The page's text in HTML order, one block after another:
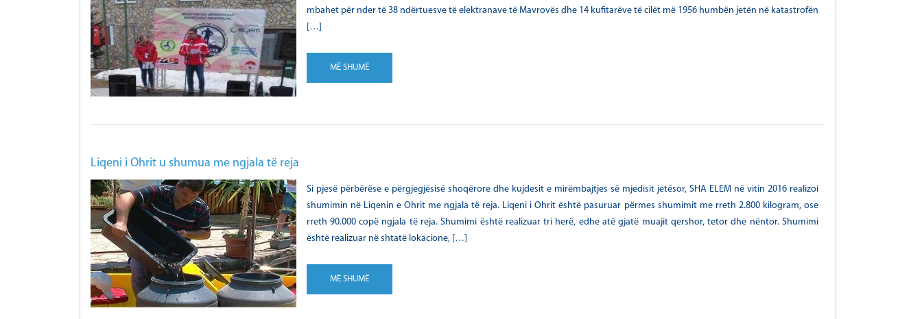
mbahet për nder të 38 ndërtuesve të elektranave të Mavrovës dhe 14 kufitarëve të cilët më 1956 humbën jetën në katastrofën
[…]
MË SHUMË
Liqeni i Ohrit u shumua me ngjala të reja
Si pjesë përbërëse e përgjegjësisë shoqërore dhe kujdesit e mirëmbajtjes së mjedisit jetësor, SHA ELEM në vitin 2016 realizoi
shumimin në Liqenin e Ohrit me ngjala të reja. Liqeni i Ohrit është pasuruar përmes shumimit me rreth 2.800 kilogram, ose
rreth 90.000 copë ngjala të reja. Shumimi është realizuar tri herë, edhe atë gjatë muajit qershor, tetor dhe nëntor. Shumimi
është realizuar në shtatë lokacione, […]
MË SHUMË